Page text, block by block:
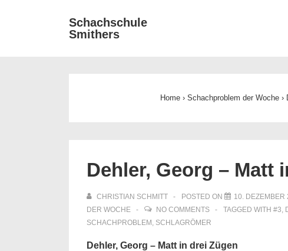
Schachschule
Smithers
Home › Schachproblem der Woche ›
Dehler, Georg – Matt
CHRISTIAN SCHMITT POSTED ON 10. DEZEMBER
DER WOCHE
NO COMMENTS TAGGED WITH #3,
SCHACHPROBLEM , SCHLAGRÖMER
Dehler, Georg – Matt in drei Zügen